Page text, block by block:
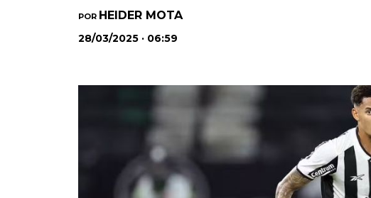
POR HEIDER MOTA
28/03/2025 · 06:59